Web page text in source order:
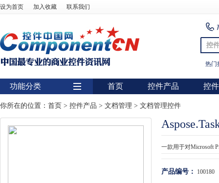
设为首页 加入收藏 联系我们
控
热门
功能分类
用户界面
首页 控件产品 控
你所在的位置： 首页 > 控件产品 > 文档管理 > 文档管理控件
一款用于对Microsoft
产品编号： 100180